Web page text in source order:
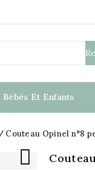
Bébés Et Enfants
Couteau Opinel n°8
